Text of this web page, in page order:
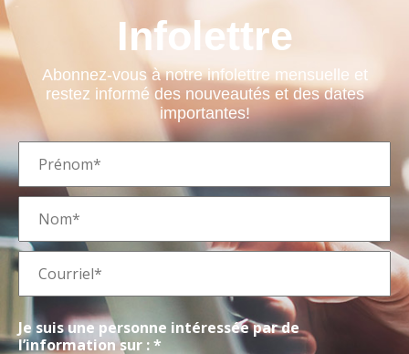
Infolettre
Abonnez-vous à notre infolettre mensuelle et
restez informé des nouveautés et des dates
importantes!
Je suis une personne intéressée par de
l’information sur : *